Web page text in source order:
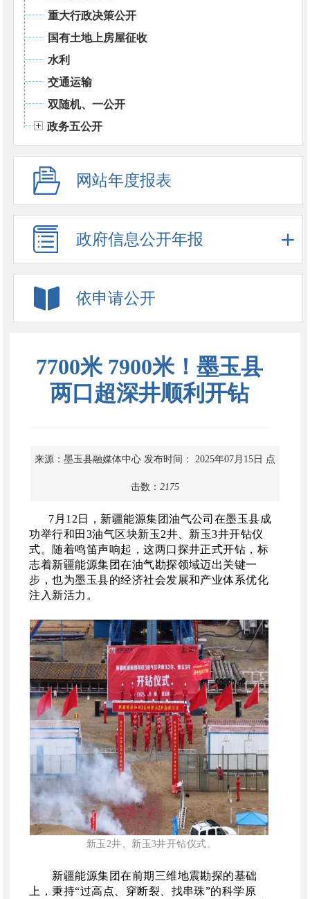
重大行政决策公开
国有土地上房屋征收
水利
交通运输
双随机、一公开
政务五公开
网站年度报表
政府信息公开年报
依申请公开
7700米 7900米！墨玉县
两口超深井顺利开钻
来源：墨玉县融媒体中心 发布时间： 2025年07月15日 点
击数： 2175
7月12日，新疆能源集团油气公司在墨玉县成
功举行和田3油气区块新玉2井、新玉3井开钻仪
式。随着鸣笛声响起，这两口探井正式开钻，标
志着新疆能源集团在油气勘探领域迈出关键一
步，也为墨玉县的经济社会发展和产业体系优化
注入新活力。
新玉 2井、新玉3井开钻仪式。
新疆能源集团在前期三维地震勘探的基础
上，秉持“过高点、穿断裂、找串珠”的科学原